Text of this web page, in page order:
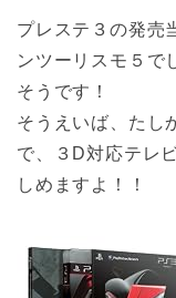
プレステ３の発売
ンツーリスモ５で
そうです！
そうえいば、たし
で、３D対応テレ
しめますよ！！